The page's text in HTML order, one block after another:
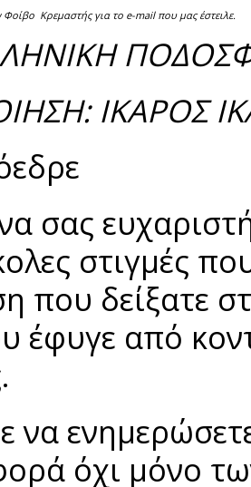
Κρεμαστής για το e-mail που μας έστειλε.
ΙΚΑΡΟΣ
σας
στιγμές
που δείξατε
έφυγε από
να
όχι μόνο